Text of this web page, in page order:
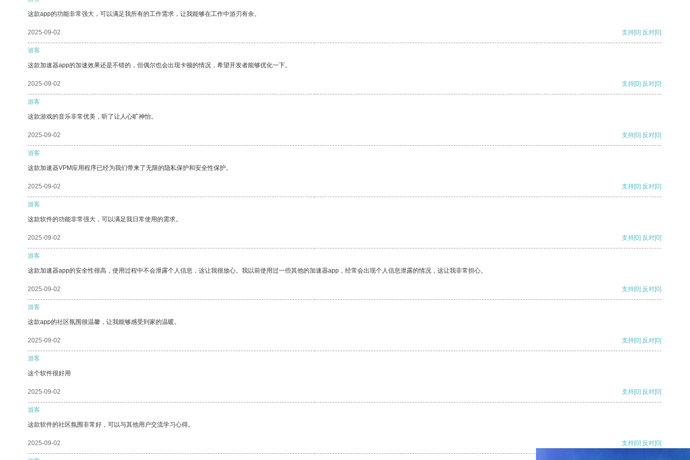
这款app的功能非常强大，可以满足我所有的工作需求，让我能够在工作中游刃有余。
2025-09-02 支持[0] 反对[0]
游客
这款加速器app的加速效果还是不错的，但偶尔也会出现卡顿的情况，希望开发者能够优化一下。
2025-09-02 支持[0] 反对[0]
游客
这款游戏的音乐非常优美，听了让人心旷神怡。
2025-09-02 支持[0] 反对[0]
游客
这款加速器VPM应用程序已经为我们带来了无限的隐私保护和安全性保护。
2025-09-02 支持[0] 反对[0]
游客
这款软件的功能非常强大，可以满足我日常使用的需求。
2025-09-02 支持[0] 反对[0]
游客
这款加速器app的安全性很高，使用过程中不会泄露个人信息，这让我很放心。我以前使用过一些其他的加速器app，经常会出现个人信息泄露的情况，这让我非常担心。
2025-09-02 支持[0] 反对[0]
游客
这款app的社区氛围很温馨，让我能够感受到家的温暖。
2025-09-02 支持[0] 反对[0]
游客
这个软件很好用
2025-09-02 支持[0] 反对[0]
游客
这款软件的社区氛围非常好，可以与其他用户交流学习心得。
2025-09-02 支持[0] 反对[0]